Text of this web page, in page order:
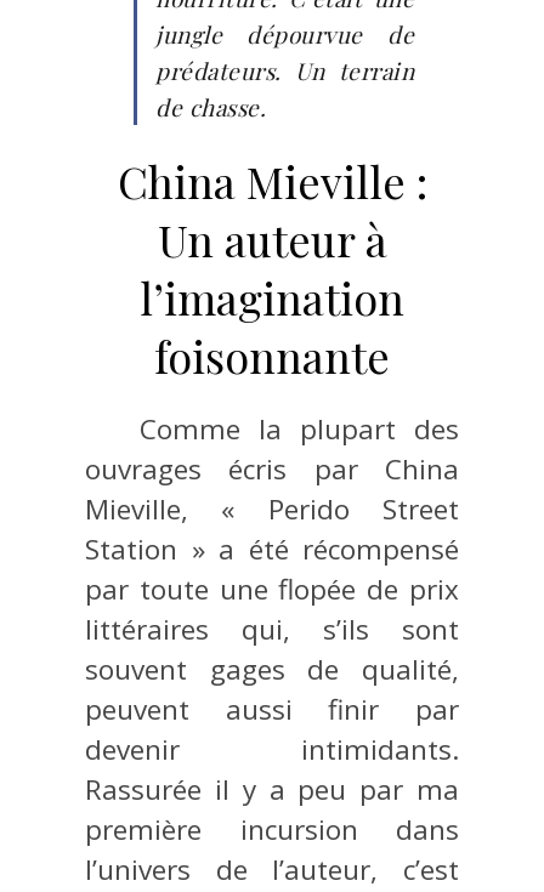
jungle dépourvue de
prédateurs. Un terrain
de chasse.
China Mieville :
Un auteur à
l’imagination
foisonnante
Comme la plupart des
ouvrages écris par China
Mieville, « Perido Street
Station » a été récompensé
par toute une flopée de prix
littéraires qui, s’ils sont
souvent gages de qualité,
peuvent aussi finir par
devenir intimidants.
Rassurée il y a peu par ma
première incursion dans
l’univers de l’auteur, c’est